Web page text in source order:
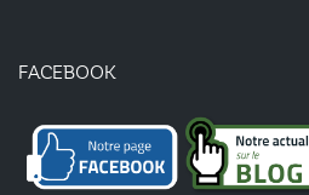
FACEBOOK